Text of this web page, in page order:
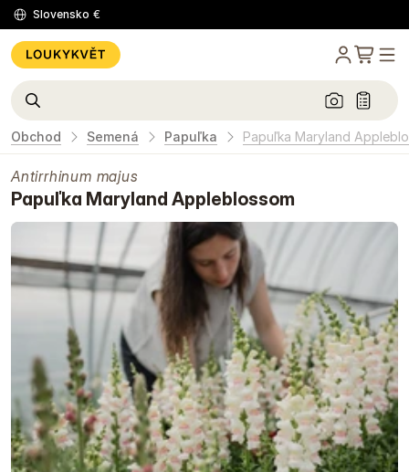
Slovensko €
Obchod Semená Papuľka Papuľka Maryland
Antirrhinum majus
Papuľka Maryland Appleblossom